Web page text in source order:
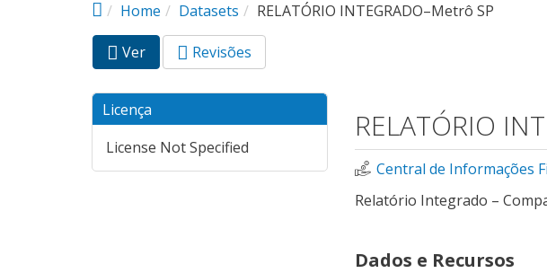
Home
Datasets RELATÓRIO INTEGRADO–Metrô SP
Abas primárias
Ver
ativa)
Revisões
Licença
License Not Specified
RELATÓRIO
Central de Informações
Relatório Integrado –
Dados e Recursos